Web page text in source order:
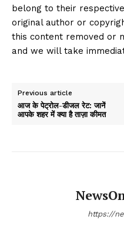
belong to their
original author or
this content removed or
and we will take
Previous article
आज के पेट्रोल-डीजल रेट: जानें
आपके शहर में क्या है ताज़ा कीमत
https://